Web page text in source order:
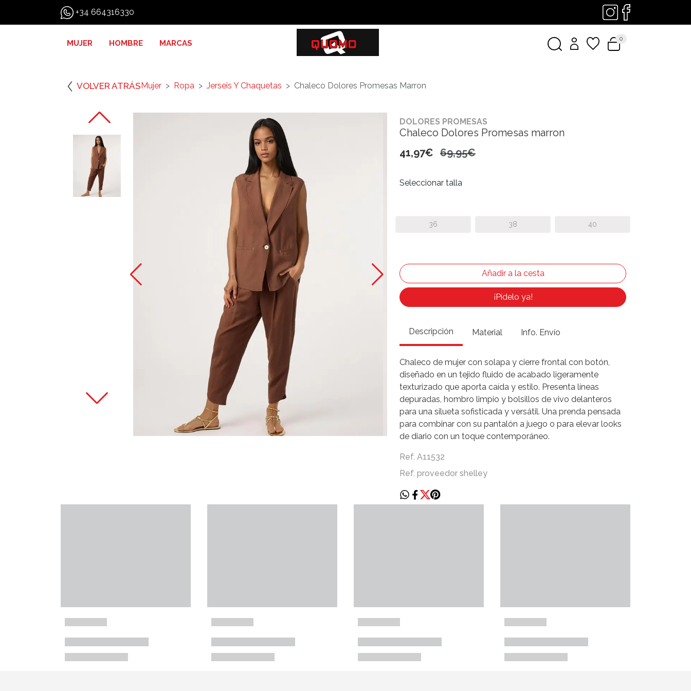
+34 664316330
MUJER HOMBRE MARCAS 0
VOLVER ATRÁSMujer Ropa Jerseis Y Chaquetas Chaleco Dolores Promesas Marron
DOLORES PROMESAS
Chaleco Dolores Promesas marron
41,97€ 69,95€
Seleccionar talla
36 38 40
¡Pídelo ya!
Descripción Material Info. Envío
Chaleco de mujer con solapa y cierre frontal con botón,
diseñado en un tejido fluido de acabado ligeramente
texturizado que aporta caída y estilo. Presenta líneas
depuradas, hombro limpio y bolsillos de vivo delanteros
para una silueta sofisticada y versátil. Una prenda pensada
para combinar con su pantalón a juego o para elevar looks
de diario con un toque contemporáneo.
Ref. A11532
Ref. proveedor shelley